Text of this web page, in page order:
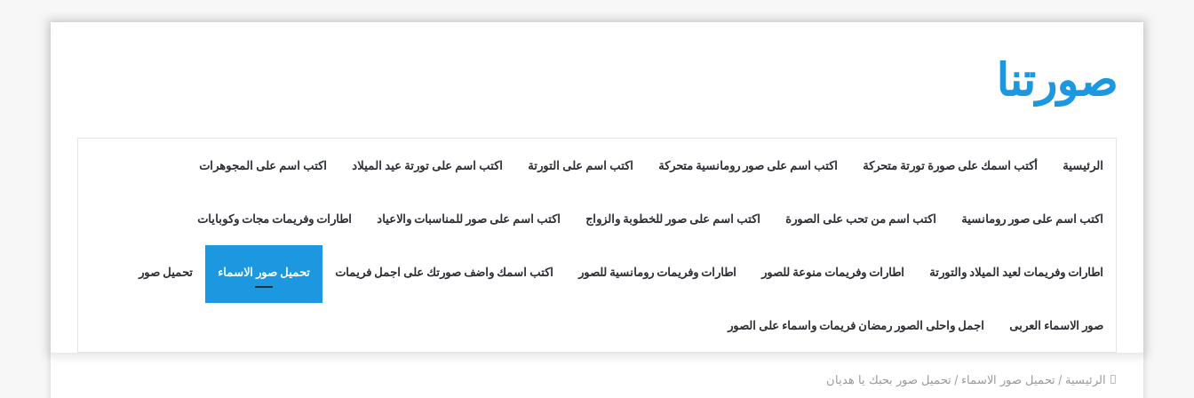
صورتنا
الرئيسية أكتب اسمك على صورة تورتة متحركة اكتب اسم على صور رومانسية متحركة اكتب اسم على التورتة اكتب اسم على تورتة عيد الميلاد اكتب اسم على المجوهرات
اكتب اسم على صور رومانسية اكتب اسم من تحب على الصورة اكتب اسم على صور للخطوبة والزواج اكتب اسم على صور للمناسبات والاعياد اطارات وفريمات مجات وكوبايات
اطارات وفريمات لعيد الميلاد والتورتة اطارات وفريمات منوعة للصور اطارات وفريمات رومانسية للصور اكتب اسمك واضف صورتك على اجمل فريمات تحميل صور الاسماء تحميل صور
صور الاسماء العربى اجمل واحلى الصور رمضان فريمات واسماء على الصور
الرئيسية / تحميل صور الاسماء / تحميل صور بحبك يا هديان